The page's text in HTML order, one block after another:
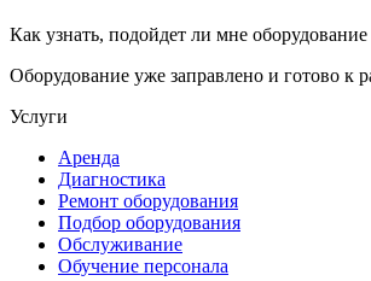
Как узнать, подойдет ли мне оборудование
Оборудование уже заправлено и готово к
Услуги
Аренда
Диагностика
Ремонт оборудования
Подбор оборудования
Обслуживание
Обучение персонала